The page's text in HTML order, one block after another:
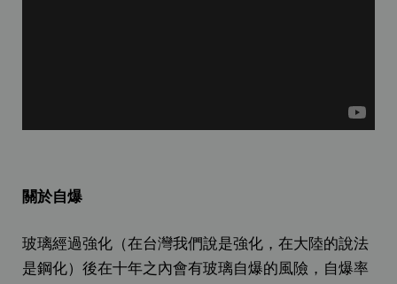
關於自爆
玻璃經過強化（在台灣我們說是強化，在大陸的說法
是鋼化）後在十年之內會有玻璃自爆的風險，自爆率